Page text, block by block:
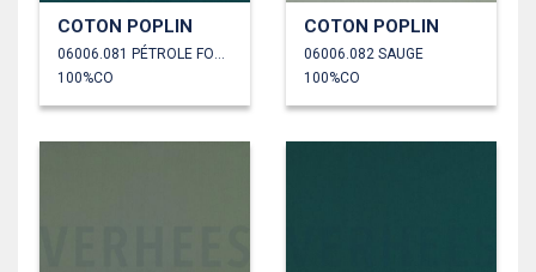
COTON POPLIN
100%CO
COTON POPLIN
06006.082 SAUGE
100%CO